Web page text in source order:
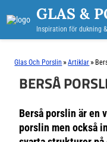
GLAS &
Inspiration för dukning
Glas Och Porslin »Artiklar »
BERSÅ
Berså porslin är en
porslin men också